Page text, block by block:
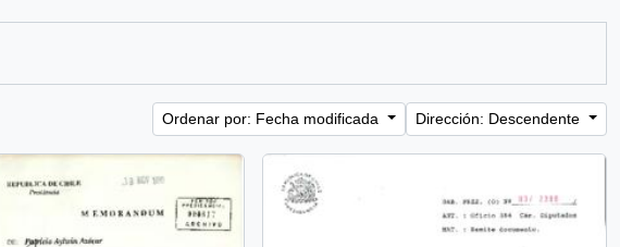
Ordenar por: Fecha modificada Dirección: Descendente